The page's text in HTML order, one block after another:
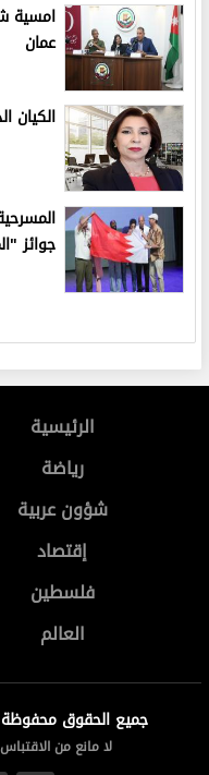
امسية
عمان
الكيان
جوائز
الرئيسية
رياضة
شؤون عربية
إقتصاد
فلسطين
العالم
جميع الحقوق محفوظة لـ
لا مانع من